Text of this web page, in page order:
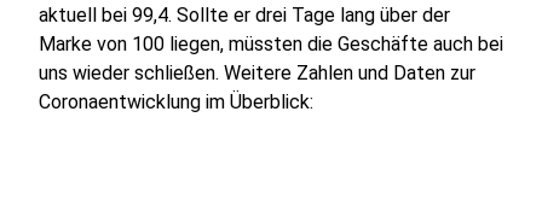
aktuell bei 99,4. Sollte er drei Tage lang über der
Marke von 100 liegen, müssten die Geschäfte auch bei
uns wieder schließen. Weitere Zahlen und Daten zur
Coronaentwicklung im Überblick: